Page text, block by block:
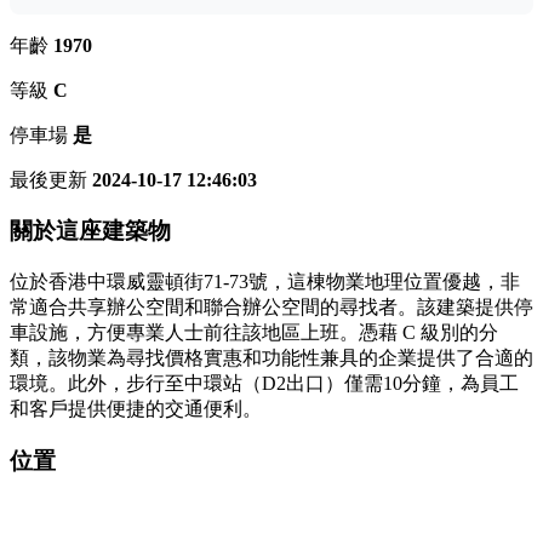
年齡 1970
等級 C
停車場 是
最後更新 2024-10-17 12:46:03
關於這座建築物
位於香港中環威靈頓街71-73號，這棟物業地理位置優越，非
常適合共享辦公空間和聯合辦公空間的尋找者。該建築提供停
車設施，方便專業人士前往該地區上班。憑藉 C 級別的分
類，該物業為尋找價格實惠和功能性兼具的企業提供了合適的
環境。此外，步行至中環站（D2出口）僅需10分鐘，為員工
和客戶提供便捷的交通便利。
位置